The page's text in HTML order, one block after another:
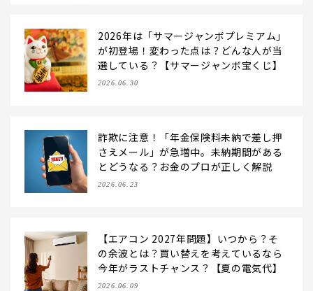
2026年は「サマージャンボプレミアム」
が初登場！変わった点は？どんな人が当
選している？【サマージャンボ宝くじ】
2026.06.30
詐欺に注意！「年金保険料未納で差し押
さえメール」が急増中。未納期間がある
とどうなる？お金のプロが正しく解説
2026.06.23
【エアコン 2027年問題】いつから？そ
の余波とは？買い替えを考えているなら
今年がラストチャンス？【夏の電気代】
2026.06.09